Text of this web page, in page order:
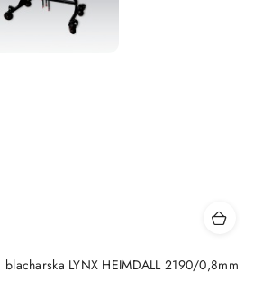
blacharska LYNX HEIMDALL 2190/0,8mm